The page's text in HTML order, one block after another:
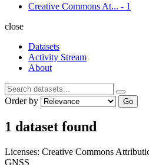
Creative Commons At... - 1
close
Datasets
Activity Stream
About
Order by Go
1 dataset found
Licenses: Creative Commons
GNSS